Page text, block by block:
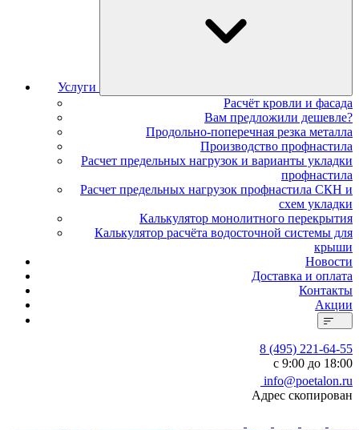
Услуги
Расчёт кровли и фасада
Вам предложили дешевле?
Продольно-поперечная резка металла
Производство профнастила
Расчет предельных нагрузок и варианты укладки
профнастила
Расчет предельных нагрузок профнастила СКН и
схем укладки
Калькулятор монолитного перекрытия
Калькулятор расчёта водосточной системы для
крыши
Новости
Доставка и оплата
Контакты
Акции
8 (495) 221-64-55
с 9:00 до 18:00
info@poetalon.ru
Адрес скопирован